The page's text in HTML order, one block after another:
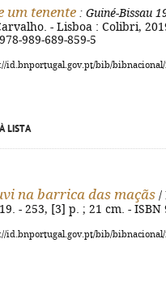
um tenente : Guiné-Bissau
- Lisboa : Colibri,
989-689-859-5
id.bnportugal.gov.pt/bib/bibnacional/
LISTA
na barrica das maçãs /
- 253, [3] p. ; 21 cm. - ISBN
id.bnportugal.gov.pt/bib/bibnacional/